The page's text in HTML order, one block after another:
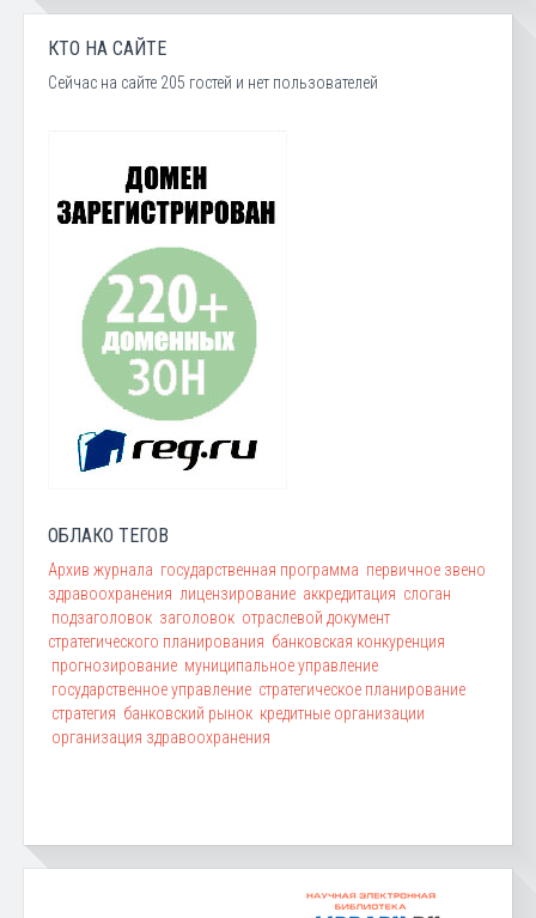
КТО НА САЙТЕ
Сейчас на сайте 205 гостей и нет пользователей
ОБЛАКО ТЕГОВ
Архив журнала государственная программа первичное звено
здравоохранения лицензирование аккредитация слоган
подзаголовок заголовок отраслевой документ
стратегического планирования банковская конкуренция
прогнозирование муниципальное управление
государственное управление стратегическое планирование
стратегия банковский рынок кредитные организации
организация здравоохранения